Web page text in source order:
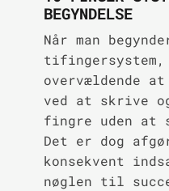
BEGYNDELSE
Når man
overvældende
ved at skrive
fingre uden at
Det er dog
konsekvent
nøglen til